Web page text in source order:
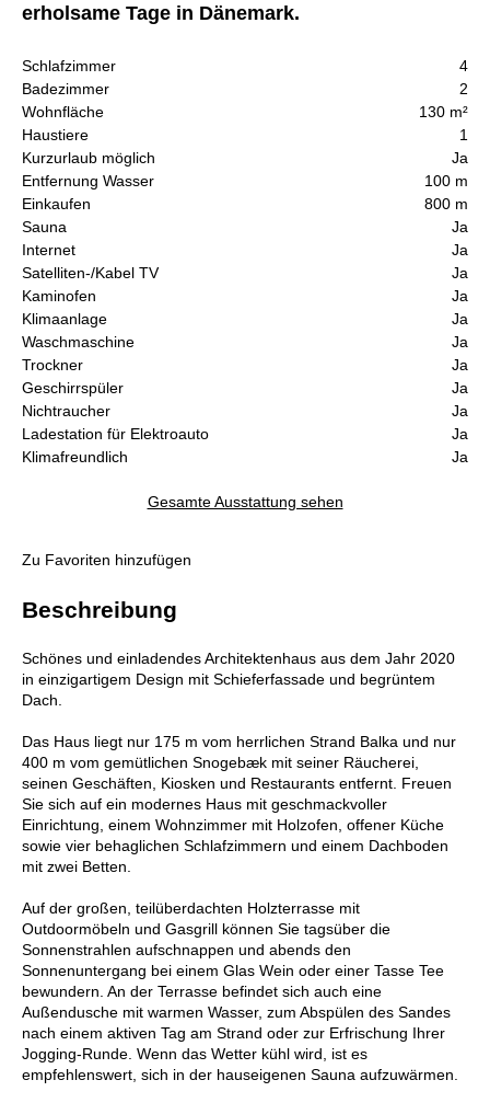
erholsame Tage in Dänemark.
Schlafzimmer
4
Badezimmer
2
Wohnfläche
130 m²
Haustiere
1
Kurzurlaub möglich
Ja
Entfernung Wasser
100 m
Einkaufen
800 m
Sauna
Ja
Internet
Ja
Satelliten-/Kabel TV
Ja
Kaminofen
Ja
Klimaanlage
Ja
Waschmaschine
Ja
Trockner
Ja
Geschirrspüler
Ja
Nichtraucher
Ja
Ladestation für Elektroauto
Ja
Klimafreundlich
Ja
Gesamte Ausstattung sehen
Zu Favoriten hinzufügen
Beschreibung
Schönes und einladendes Architektenhaus aus dem Jahr 2020
in einzigartigem Design mit Schieferfassade und begrüntem
Dach.
Das Haus liegt nur 175 m vom herrlichen Strand Balka und nur
400 m vom gemütlichen Snogebæk mit seiner Räucherei,
seinen Geschäften, Kiosken und Restaurants entfernt. Freuen
Sie sich auf ein modernes Haus mit geschmackvoller
Einrichtung, einem Wohnzimmer mit Holzofen, offener Küche
sowie vier behaglichen Schlafzimmern und einem Dachboden
mit zwei Betten.
Auf der großen, teilüberdachten Holzterrasse mit
Outdoormöbeln und Gasgrill können Sie tagsüber die
Sonnenstrahlen aufschnappen und abends den
Sonnenuntergang bei einem Glas Wein oder einer Tasse Tee
bewundern. An der Terrasse befindet sich auch eine
Außendusche mit warmen Wasser, zum Abspülen des Sandes
nach einem aktiven Tag am Strand oder zur Erfrischung Ihrer
Jogging-Runde. Wenn das Wetter kühl wird, ist es
empfehlenswert, sich in der hauseigenen Sauna aufzuwärmen.